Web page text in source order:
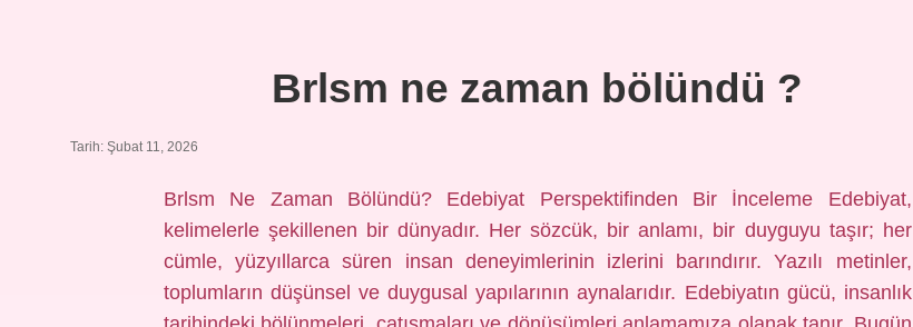
Brlsm ne zaman bölündü ?
Tarih: Şubat 11, 2026
Brlsm Ne Zaman Bölündü? Edebiyat Perspektifinden Bir İnceleme Edebiyat,
kelimelerle şekillenen bir dünyadır. Her sözcük, bir anlamı, bir duyguyu taşır; her
cümle, yüzyıllarca süren insan deneyimlerinin izlerini barındırır. Yazılı metinler,
toplumların düşünsel ve duygusal yapılarının aynalarıdır. Edebiyatın gücü, insanlık